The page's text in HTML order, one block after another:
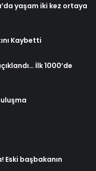
yaşam iki kez ortaya
Kaybetti
İlk 1000’de
Eski başbakanın